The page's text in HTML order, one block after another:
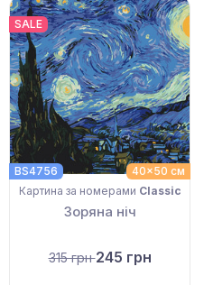
SALE
40x50 см
BS4756
Картина за номерами Classic
Зоряна ніч
315 грн245 грн